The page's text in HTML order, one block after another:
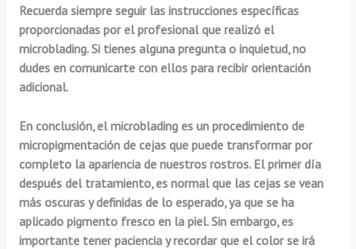
Recuerda siempre seguir las instrucciones específicas
proporcionadas por el profesional que realizó el
microblading. Si tienes alguna pregunta o inquietud, no
dudes en comunicarte con ellos para recibir orientación
adicional.
En conclusión, el microblading es un procedimiento de
micropigmentación de cejas que puede transformar por
completo la apariencia de nuestros rostros. El primer día
después del tratamiento, es normal que las cejas se vean
más oscuras y definidas de lo esperado, ya que se ha
aplicado pigmento fresco en la piel. Sin embargo, es
importante tener paciencia y recordar que el color se irá